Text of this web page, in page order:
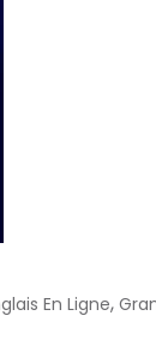
En Ligne,